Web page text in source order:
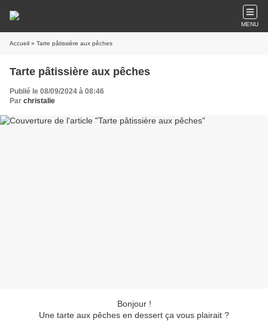
MENU
Accueil » Tarte pâtissière aux pêches
Tarte pâtissière aux pêches
Publié le 08/09/2024 à 08:46
Par christalie
Bonjour !
Une tarte aux pêches en dessert ça vous plairait ?